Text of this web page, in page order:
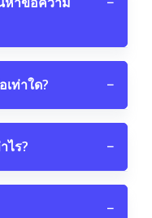
ท่าใด? −
ไร? −
−